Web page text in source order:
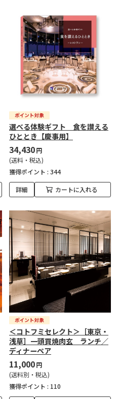
選べる体験ギフト 食を讃える
ひととき【慶事用】
34,430円
(送料・税込)
獲得ポイント : 344
詳細 カートに入れる
＜コトフミセレクト＞［東京・
浅草］一頭買焼肉玄 ランチ／
ディナーペア
11,000円
(送料別・税込)
獲得ポイント : 110